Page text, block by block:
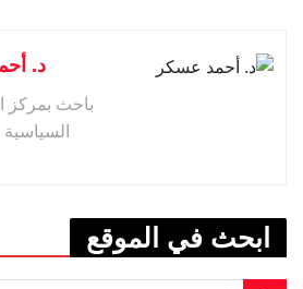
د.
باحث بمركز
السياسية
ابحث في الموقع